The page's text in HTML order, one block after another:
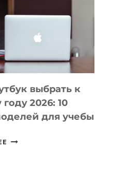
КОТОРЫЕ
СОЗДАВАТЬ
БЕЗ
КОДА выбрать к
2026: 10
для учебы
КАКОЙ